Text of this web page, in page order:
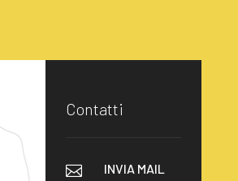
Contatti
 INVIA MAIL